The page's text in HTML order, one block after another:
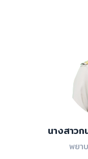
นางสาว
พยา